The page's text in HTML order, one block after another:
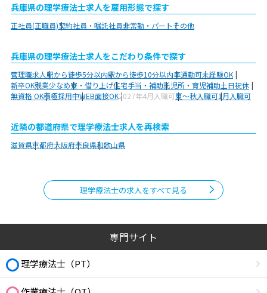
兵庫県の理学療法士求人を雇用形態で探す
正社員(正職員)契約社員・嘱託社員非常勤・パートその他
兵庫県の理学療法士求人をこだわり条件で探す
管理職求人駅から徒歩5分以内駅から徒歩10分以内車通勤可未経験OK
新卒OK残業少なめ寮・借り上げ住宅手当・補助託児所・育児補助土日祝休
無資格 OK積極採用中WEB面接OK2027年4月入職可夏～秋入職可1月入職可
近隣の都道府県で理学療法士求人を再検索
滋賀県京都府大阪府奈良県和歌山県
理学療法士の求人をすべて見る
専門サイト
理学療法士（PT）